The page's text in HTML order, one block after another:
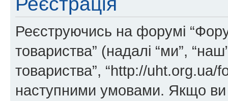
Реєструючись на форумі
товариства” (надалі “ми”,
товариства”, “http://uht.org.ua/
наступними умовами. Якщо ви